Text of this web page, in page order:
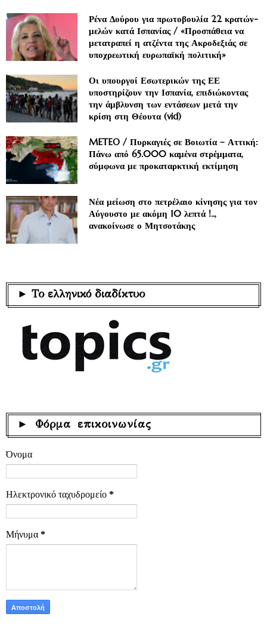
Ρένα Δούρου για πρωτοβουλία 22 κρατών-
μελών κατά Ισπανίας / «Προσπάθεια να
μετατραπεί η ατζέντα της Ακροδεξιάς σε
υποχρεωτική ευρωπαϊκή πολιτική»
Οι υπουργοί Εσωτερικών της ΕΕ
υποστηρίζουν την Ισπανία, επιδιώκοντας
την άμβλυνση των εντάσεων μετά την
κρίση στη Θέουτα (vid)
METEO / Πυρκαγιές σε Βοιωτία – Αττική:
Πάνω από 65.000 καμένα στρέμματα,
σύμφωνα με προκαταρκτική εκτίμηση
Νέα μείωση στο πετρέλαιο κίνησης για τον
Αύγουστο με ακόμη 10 λεπτά !..,
ανακοίνωσε ο Μητσοτάκης
► Το ελληνικό διαδίκτυο
► Φόρμα επικοινωνίας
Όνομα
Ηλεκτρονικό ταχυδρομείο *
Μήνυμα *